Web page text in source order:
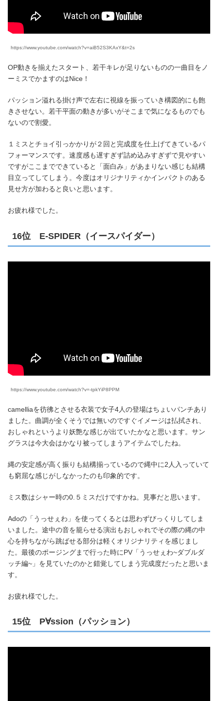
https://www.youtube.com/watch?v=aiB52S3KAxY&t=2s
OP動きを揃えたスタート、若干キレが足りないものの一曲目をノ
ーミスでかますのはNice！
パッション溢れる掛け声で左右に視線を振っていき構図的にも飽
きさせない。若干平面の動きが多いがそこまで気になるものでも
ないので割愛。
１ミスとチョイ引っかかりが２回と完成度を仕上げてきているパ
フォーマンスです。速度感も遅すぎず詰め込みすぎずで見やすい
ですがここまでできていると「面白み」があまりない感じも結構
目立ってしてしまう。今度はオリジナリティかインパクトのある
見せ方が加わると良いと思います。
お疲れ様でした。
16位 E-SPIDER（イースパイダー）
https://www.youtube.com/watch?v=-tpkYiP8PPM
camelliaを彷彿とさせる衣装で女子4人の登場はちょいパンチあり
ました。曲調が全くそうでは無いのですぐイメージは払拭され、
おしゃれというより妖艶な感じが出ていたかなと思います。サン
グラスは今大会はかなり被ってしまうアイテムでしたね。
縄の安定感が高く振りも結構揃っているので縄中に2人入っていて
も窮屈な感じがしなかったのも印象的です。
ミス数はシャー時の0.５ミスだけですかね。見事だと思います。
Adoの「うっせぇわ」を使ってくるとは思わずびっくりしてしま
いました。途中の音を籠らせる演出もおしゃれでその際の縄の中
心を持ちながら跳ばせる部分は軽くオリジナリティを感じまし
た。最後のポージングまで行った時にPV「うっせぇわ~ダブルダ
ッチ編~」を見ていたのかと錯覚してしまう完成度だったと思いま
す。
お疲れ様でした。
15位 P∀ssion（パッション）